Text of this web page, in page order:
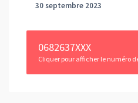
30 septembre 2023
0682637XXX
Cliquer pour afficher le numéro